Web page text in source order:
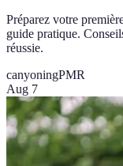
Préparez votre
guide pratique.
réussie.
canyoningPMR
Aug 7